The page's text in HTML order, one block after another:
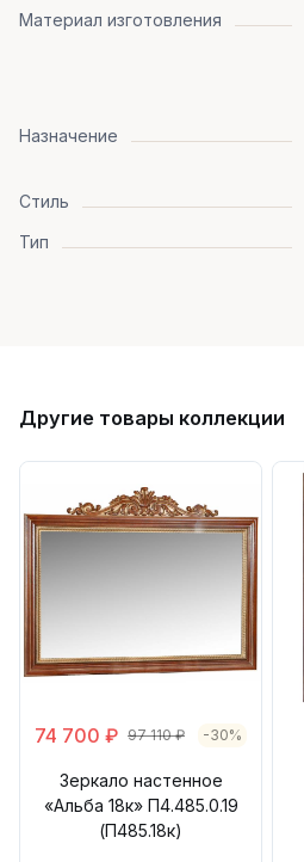
Материал изготовления
Назначение
Стиль
Тип
Другие товары коллекции
74 700 ₽ 97 110 ₽ -30%
Зеркало настенное
«Альба 18к» П4.485.0.19
(П485.18к)